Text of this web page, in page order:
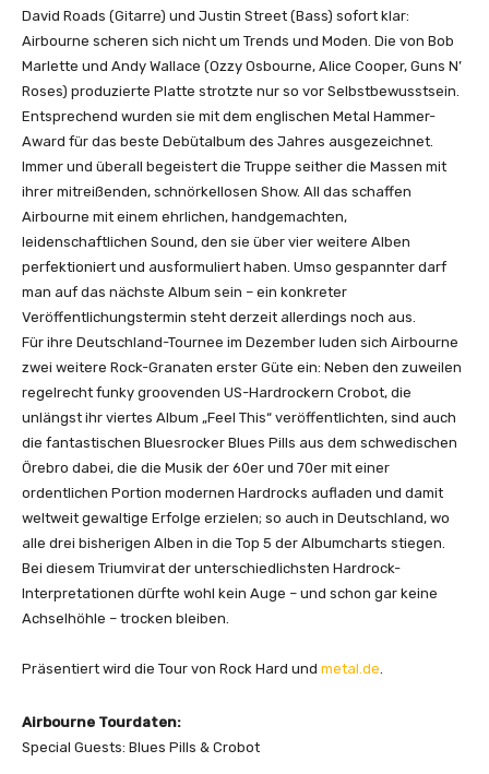
David Roads (Gitarre) und Justin Street (Bass) sofort klar:
Airbourne scheren sich nicht um Trends und Moden. Die von Bob
Marlette und Andy Wallace (Ozzy Osbourne, Alice Cooper, Guns N’
Roses) produzierte Platte strotzte nur so vor Selbstbewusstsein.
Entsprechend wurden sie mit dem englischen Metal Hammer-
Award für das beste Debütalbum des Jahres ausgezeichnet.
Immer und überall begeistert die Truppe seither die Massen mit
ihrer mitreißenden, schnörkellosen Show. All das schaffen
Airbourne mit einem ehrlichen, handgemachten,
leidenschaftlichen Sound, den sie über vier weitere Alben
perfektioniert und ausformuliert haben. Umso gespannter darf
man auf das nächste Album sein – ein konkreter
Veröffentlichungstermin steht derzeit allerdings noch aus.
Für ihre Deutschland-Tournee im Dezember luden sich Airbourne
zwei weitere Rock-Granaten erster Güte ein: Neben den zuweilen
regelrecht funky groovenden US-Hardrockern Crobot, die
unlängst ihr viertes Album „Feel This“ veröffentlichten, sind auch
die fantastischen Bluesrocker Blues Pills aus dem schwedischen
Örebro dabei, die die Musik der 60er und 70er mit einer
ordentlichen Portion modernen Hardrocks aufladen und damit
weltweit gewaltige Erfolge erzielen; so auch in Deutschland, wo
alle drei bisherigen Alben in die Top 5 der Albumcharts stiegen.
Bei diesem Triumvirat der unterschiedlichsten Hardrock-
Interpretationen dürfte wohl kein Auge – und schon gar keine
Achselhöhle – trocken bleiben.
Präsentiert wird die Tour von Rock Hard und metal.de.
Airbourne Tourdaten:
Special Guests: Blues Pills & Crobot